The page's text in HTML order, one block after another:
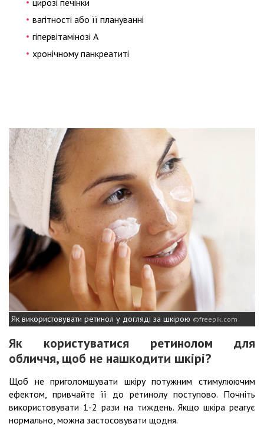
вагітності або її плануванні
гіпервітамінозі А
хронічному панкреатиті
Як використовувати ретинол у догляді за шкірою freepik.com
Як користуватися ретинолом для
обличчя, щоб не нашкодити шкірі?
Щоб не приголомшувати шкіру потужним стимулюючим
ефектом, привчайте її до ретинолу поступово. Почніть
використовувати 1-2 рази на тиждень. Якщо шкіра реагує
нормально, можна застосовувати щодня.